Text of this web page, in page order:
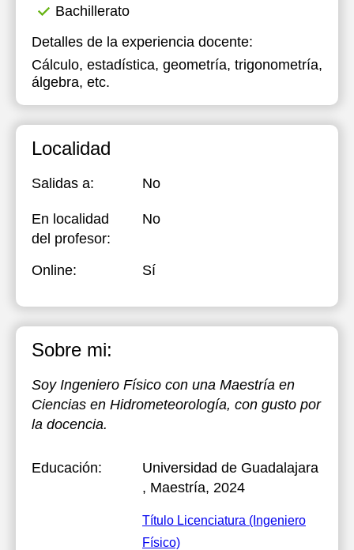
Bachillerato
Detalles de la experiencia docente:
Cálculo, estadística, geometría, trigonometría,
álgebra, etc.
Localidad
Salidas a: No
En localidad
del profesor:
No
Online: Sí
Sobre mi:
Soy Ingeniero Físico con una Maestría en
Ciencias en Hidrometeorología, con gusto por
la docencia.
Educación:
Universidad de Guadalajara
, Maestría, 2024
Título Licenciatura (Ingeniero
Físico)